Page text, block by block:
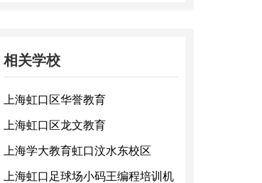
相关学校
上海虹口区华誉教育
上海虹口区龙文教育
上海学大教育虹口汶水东校区
上海虹口足球场小码王编程培训机